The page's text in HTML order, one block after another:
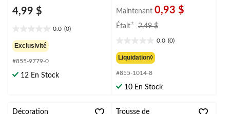
4,99 $
0.0 (0)
étoile(s)
sur
5.
Exclusivité
#855-9779-0
12 En Stock
Maintenant 0,93 $
Était± 2,49 $
2,49 $
0.0 (0)
étoile(s)
sur
5.
Liquidation◊
#855-1014-8
10 En Stock
Décoration
Trousse de